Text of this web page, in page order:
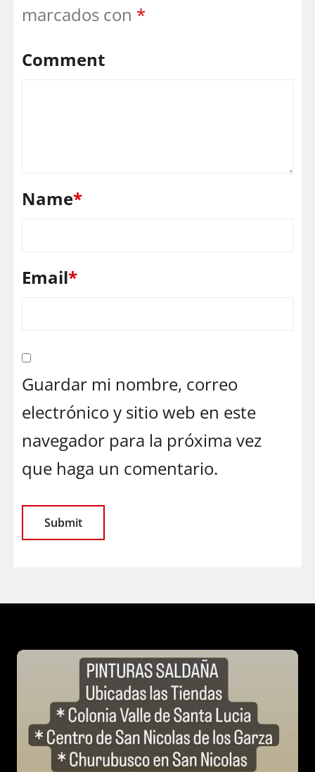
marcados con *
Comment
Name*
Email*
Guardar mi nombre, correo
electrónico y sitio web en este
navegador para la próxima vez
que haga un comentario.